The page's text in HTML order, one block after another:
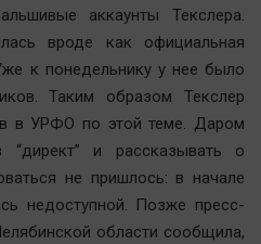
аккаунты Текслера.
вроде как официальная
к понедельнику у нее было
Таким образом Текслер
в УРФО по этой теме. Даром
и рассказывать о
не пришлось: в начале
недоступной. Позже пресс-
области сообщила,